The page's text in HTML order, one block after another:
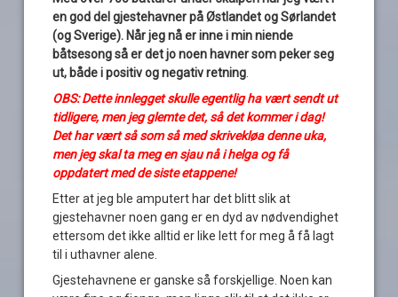
en god del gjestehavner på Østlandet og Sørlandet
(og Sverige). Når jeg nå er inne i min niende
båtsesong så er det jo noen havner som peker seg
ut, både i positiv og negativ retning
OBS: Dette innlegget skulle egentlig ha vært sendt ut
tidligere, men jeg glemte det, så det kommer i dag!
Det har vært så som så med skrivekløa denne uka,
men jeg skal ta meg en sjau nå i helga og få
oppdatert med de siste etappene!
Etter at jeg ble amputert har det blitt slik at
gjestehavner noen gang er en dyd av nødvendighet
ettersom det ikke alltid er like lett for meg å få lagt
til i uthavner alene.
Gjestehavnene er ganske så forskjellige. Noen kan